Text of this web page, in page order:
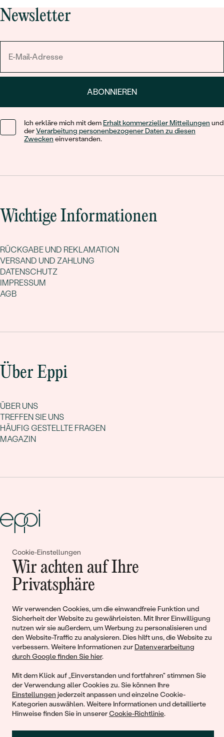
Cookie-Einstellungen
Wir achten auf Ihre
Privatsphäre
Wir verwenden Cookies, um die einwandfreie Funktion und
Sicherheit der Website zu gewährleisten. Mit Ihrer Einwilligung
nutzen wir sie außerdem, um Werbung zu personalisieren und
den Website-Traffic zu analysieren. Dies hilft uns, die Website zu
verbessern. Weitere Informationen zur Datenverarbeitung
durch Google finden Sie hier.
Mit dem Klick auf „Einverstanden und fortfahren" stimmen Sie
der Verwendung aller Cookies zu. Sie können Ihre
Einstellungen jederzeit anpassen und einzelne Cookie-
Kategorien auswählen. Weitere Informationen und detaillierte
Hinweise finden Sie in unsererCookie-Richtlinie.
Newsletter
ABONNIEREN
Ich erkläre mich mit dem Erhalt kommerzieller Mitteilungen und
derVerarbeitung personenbezogener Daten zu diesen
Zwecken einverstanden.
Wichtige Informationen
RÜCKGABE UND REKLAMATION
VERSAND UND ZAHLUNG
DATENSCHUTZ
IMPRESSUM
AGB
Über Eppi
ÜBER UNS
TREFFEN SIE UNS
HÄUFIG GESTELLTE FRAGEN
MAGAZIN
Gemeinsam erschaffen wir
Geschichten von Schönheit und
Liebe
Begleiten Sie uns!